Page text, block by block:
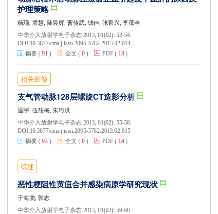
护理策略
杨瑾, 潘慧, 陆晨辉, 曹传武, 钱佳, 张家兴, 李茂全
中华介入放射学电子杂志 2013, 01(02): 52-54.
DOI:10.3877/cma.j.issn.2095-5782.2013.02.014
摘要 ( 91 ) 全文 ( 0 ) PDF ( 13 )
相关影像
支气管动脉128层螺旋CT造影分析
温宇, 伍筱梅, 朱巧洪
中华介入放射学电子杂志 2013, 01(02): 55-58.
DOI:10.3877/cma.j.issn.2095-5782.2013.02.015
摘要 ( 93 ) 全文 ( 0 ) PDF ( 14 )
综述
恶性梗阻性黄疸合并感染病原学研究现状
于海鹏, 郭志
中华介入放射学电子杂志 2013, 01(02): 59-60.